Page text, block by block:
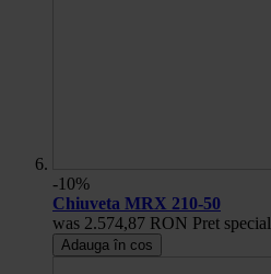
-10%
Chiuveta MRX 210-50
was 2.574,87 RON Pret special
Adauga în cos